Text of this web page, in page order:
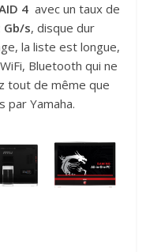
4 avec un taux de
Gb/s, disque dur
la liste est longue,
Bluetooth qui ne
tout de même que
par Yamaha.